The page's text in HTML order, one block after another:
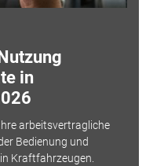
in
arbeitsvertragliche
Bedienung und
Kraftfahrzeugen.